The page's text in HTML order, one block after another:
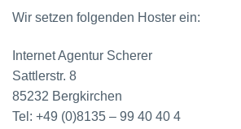
Wir setzen folgenden Hoster ein:
Internet Agentur Scherer
Sattlerstr. 8
85232 Bergkirchen
Tel: +49 (0)8135 – 99 40 40 4